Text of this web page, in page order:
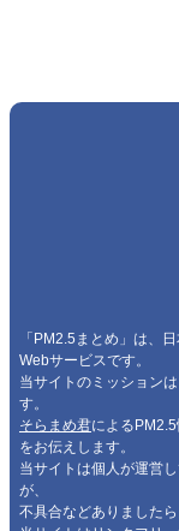
「PM2.5まとめ」は、
Webサービスです。
当サイトのミッション
す。
そらまめ君による
をお伝えします。
当サイトは個人が運営
が、
不具合などありました